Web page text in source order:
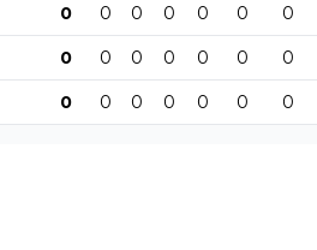
0 0 0 0 0 0 0
0 0 0 0 0 0 0
0 0 0 0 0 0 0